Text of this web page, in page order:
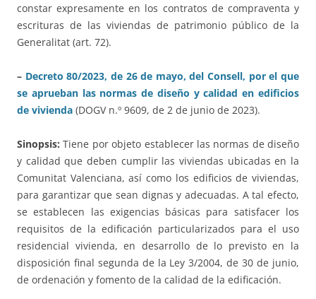
constar expresamente en los contratos de compraventa y
escrituras de las viviendas de patrimonio público de la
Generalitat (art. 72).
– Decreto 80/2023, de 26 de mayo, del Consell, por el que
se aprueban las normas de diseño y calidad en edificios
de vivienda (DOGV n.º 9609, de 2 de junio de 2023).
Sinopsis: Tiene por objeto establecer las normas de diseño
y calidad que deben cumplir las viviendas ubicadas en la
Comunitat Valenciana, así como los edificios de viviendas,
para garantizar que sean dignas y adecuadas. A tal efecto,
se establecen las exigencias básicas para satisfacer los
requisitos de la edificación particularizados para el uso
residencial vivienda, en desarrollo de lo previsto en la
disposición final segunda de la Ley 3/2004, de 30 de junio,
de ordenación y fomento de la calidad de la edificación.